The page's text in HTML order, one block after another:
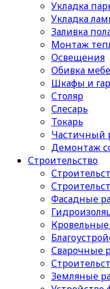
Укладка
Укладка
Заливка
Монтаж
Освещения
Обивка
Шкафы и
Столяр
Слесарь
Токарь
Частичный
Демонтаж
Строительство
Фасадные
Сварочные
Земляные